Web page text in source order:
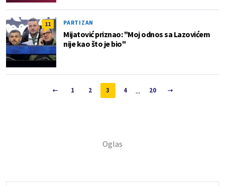
11 PARTIZAN
Mijatović priznao: "Moj odnos sa Lazovićem
nije kao što je bio"
1 2 3 4 ... 20